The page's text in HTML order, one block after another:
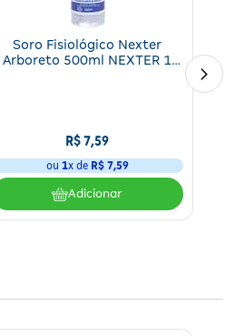
Soro Fisiológico Nexter
Arboreto 500ml NEXTER 1
R$7,59
ou 1x de R$ 7,59
Adicionar